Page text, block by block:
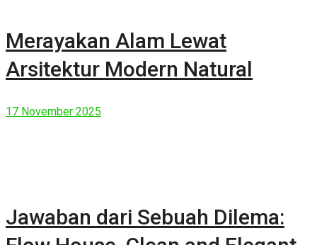
Merayakan Alam Lewat
Arsitektur Modern Natural
17 November 2025
Jawaban dari Sebuah Dilema: